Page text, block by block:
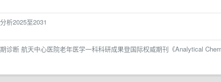
析2025至2031
诊断 航天中心医院老年医学一科科研成果登国际权威期刊《Analytical